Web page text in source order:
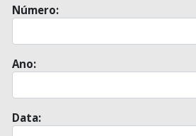
Número:
Ano:
Data: